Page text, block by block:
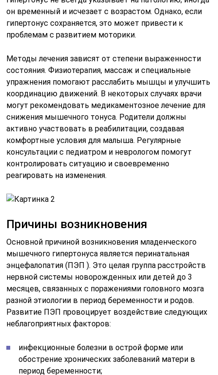
он временный и исчезает с возрастом. Однако, если
гипертонус сохраняется, это может привести к
проблемам с развитием моторики.
Методы лечения зависят от степени выраженности
состояния. Физиотерапия, массаж и специальные
упражнения помогают расслабить мышцы и улучшить
координацию движений. В некоторых случаях врачи
могут рекомендовать медикаментозное лечение для
снижения мышечного тонуса. Родители должны
активно участвовать в реабилитации, создавая
комфортные условия для малыша. Регулярные
консультации с педиатром и неврологом помогут
контролировать ситуацию и своевременно
реагировать на изменения.
Причины возникновения
Основной причиной возникновения младенческого
мышечного гипертонуса является перинатальная
энцефалопатия (ПЭП ). Это целая группа расстройств
нервной системы новорожденных или детей до 3
месяцев, связанных с поражениями головного мозга
разной этиологии в период беременности и родов.
Развитие ПЭП провоцирует воздействие следующих
неблагоприятных факторов:
инфекционные болезни в острой форме или
обострение хронических заболеваний матери в
период беременности;